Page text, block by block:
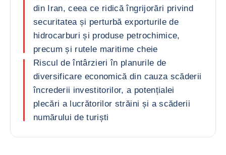
din Iran, ceea ce ridică îngrijorări privind
securitatea și perturbă exporturile de
hidrocarburi și produse petrochimice,
precum și rutele maritime cheie
Riscul de întârzieri în planurile de
diversificare economică din cauza scăderii
încrederii investitorilor, a potențialei
plecări a lucrătorilor străini și a scăderii
numărului de turiști